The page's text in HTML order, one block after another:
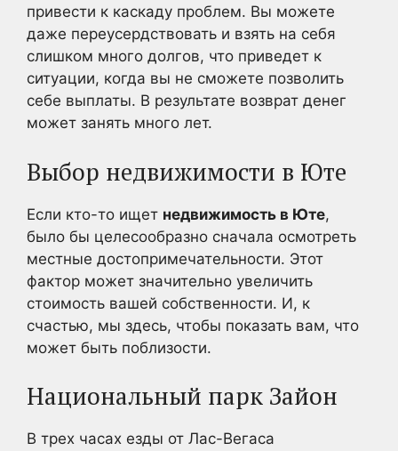
привести к каскаду проблем. Вы можете
даже переусердствовать и взять на себя
слишком много долгов, что приведет к
ситуации, когда вы не сможете позволить
себе выплаты. В результате возврат денег
может занять много лет.
Выбор недвижимости в Юте
Если кто-то ищет недвижимость в Юте,
было бы целесообразно сначала осмотреть
местные достопримечательности. Этот
фактор может значительно увеличить
стоимость вашей собственности. И, к
счастью, мы здесь, чтобы показать вам, что
может быть поблизости.
Национальный парк Зайон
В трех часах езды от Лас-Вегаса